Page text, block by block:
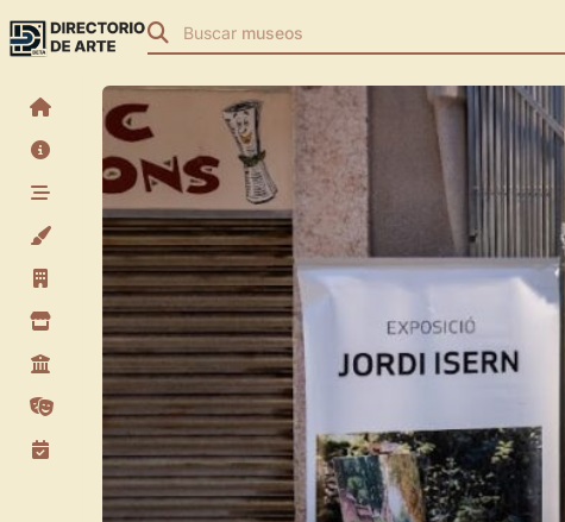
Buscar museos